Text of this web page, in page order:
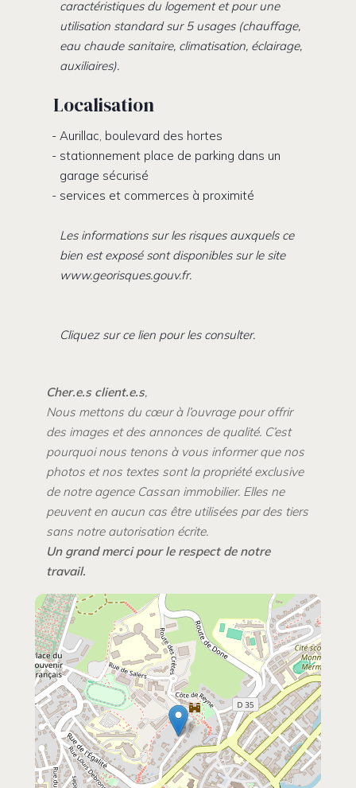
caractéristiques du logement et pour une
utilisation standard sur 5 usages (chauffage,
eau chaude sanitaire, climatisation, éclairage,
auxiliaires).
Localisation
Aurillac, boulevard des hortes
stationnement place de parking dans un
garage sécurisé
services et commerces à proximité
Les informations sur les risques auxquels ce
bien est exposé sont disponibles sur le site
www.georisques.gouv.fr.
Cliquez sur ce lien pour les consulter.
Cher.e.s client.e.s,
Nous mettons du cœur à l’ouvrage pour offrir
des images et des annonces de qualité. C’est
pourquoi nous tenons à vous informer que nos
photos et nos textes sont la propriété exclusive
de notre agence Cassan immobilier. Elles ne
peuvent en aucun cas être utilisées par des tiers
sans notre autorisation écrite.
Un grand merci pour le respect de notre
travail.